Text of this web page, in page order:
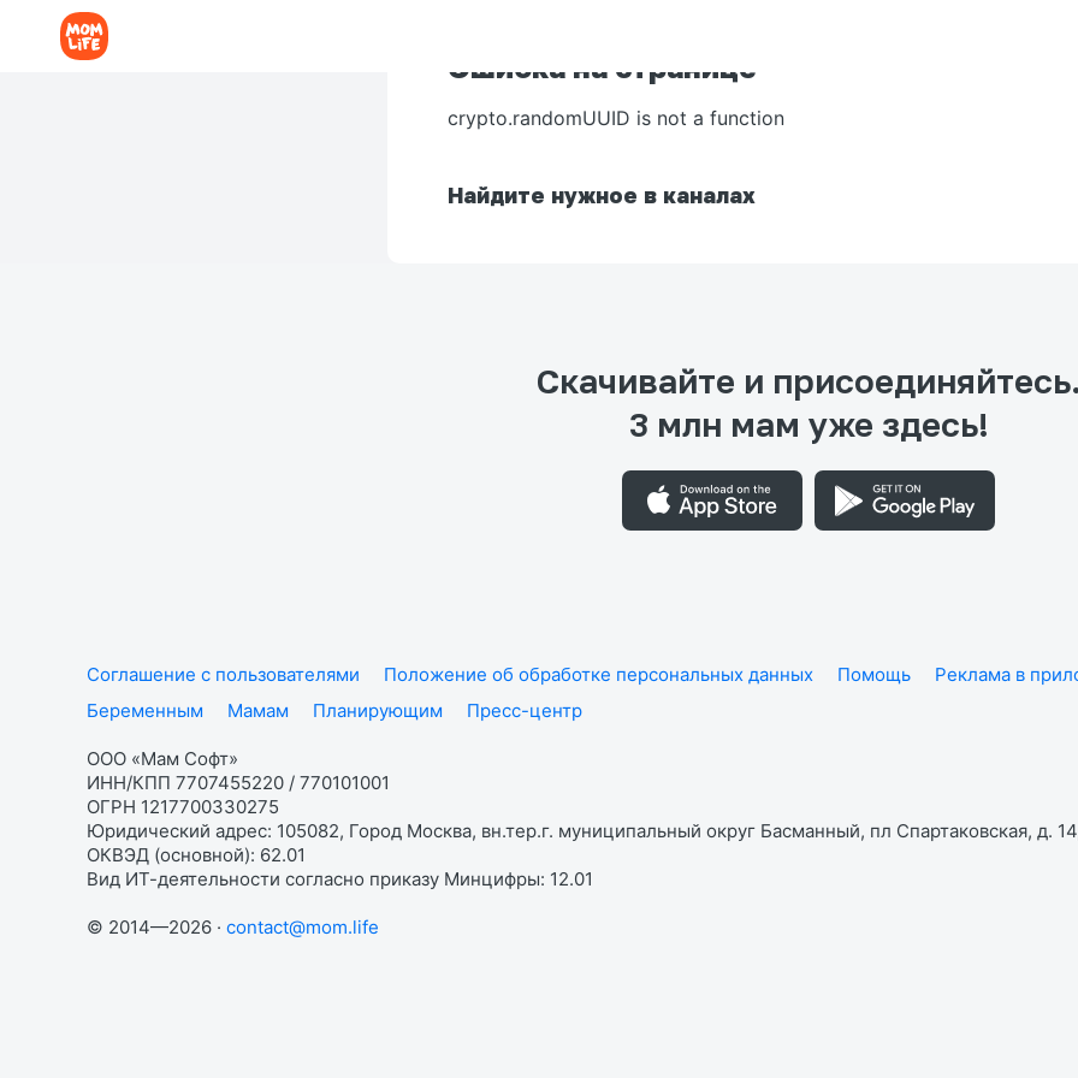
Ошибка на странице
crypto.randomUUID is not a function
Найдите нужное в каналах
Скачивайте и присоединяйтесь.
3 млн мам уже здесь!
Соглашение с пользователями Положение об обработке персональных данных Помощь Реклама в
Беременным
Мамам Планирующим Пресс-центр
ООО «Мам Софт»
ИНН/КПП 7707455220 / 770101001
ОГРН 1217700330275
Юридический адрес: 105082, Город Москва, вн.тер.г. муниципальный округ Басманный, пл Спартаковская, д.
ОКВЭД (основной): 62.01
Вид ИТ-деятельности согласно приказу Минцифры: 12.01
© 2014—2026 · contact@mom.life